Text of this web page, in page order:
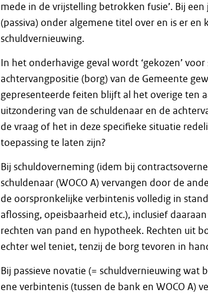
mede in de vrijstelling betrokken fusie’. Bij
(passiva) onder algemene titel over en is er en
schuldvernieuwing.
In het onderhavige geval wordt ‘gekozen’
achtervangpositie (borg) van de Gemeente
gepresenteerde feiten blijft al het overige ten
uitzondering van de schuldenaar en de
de vraag of het in deze specifieke situatie
toepassing te laten zijn?
Bij schuldoverneming (idem bij
schuldenaar (WOCO A) vervangen door de
de oorspronkelijke verbintenis volledig in
aflossing, opeisbaarheid etc.), inclusief
rechten van pand en hypotheek. Rechten uit
echter wel teniet, tenzij de borg tevoren in
Bij passieve novatie (= schuldvernieuwing wat
ene verbintenis (tussen de bank en WOCO A)